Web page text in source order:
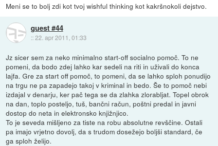
Meni se to bolj zdi kot tvoj wishful thinking kot kakršnokoli dejstvo.
guest #44
::22. apr 2011, 01:33
Jz sicer sem za neko minimalno start-off socialno pomoč. To ne
pomeni, da bodo zdej lahko kar sedeli na riti in uživali do konca
lajfa. Gre za start off pomoč, to pomeni, da se lahko sploh ponudijo
na trgu ne pa zapadejo takoj v kriminal in bedo. Še to pomoč nebi
izdajal v denarju, ker pač tega se da zlahka zlorabljat. Topel obrok
na dan, toplo posteljo, tuš, bančni račun, poštni predal in javni
dostop do neta in elektronsko knjižnjico.
To je seveda mišljeno za tiste na robu absolutne revščine. Ostali
pa imajo vrjetno dovolj, da s trudom dosežejo boljši standard, če
ga sploh želijo.